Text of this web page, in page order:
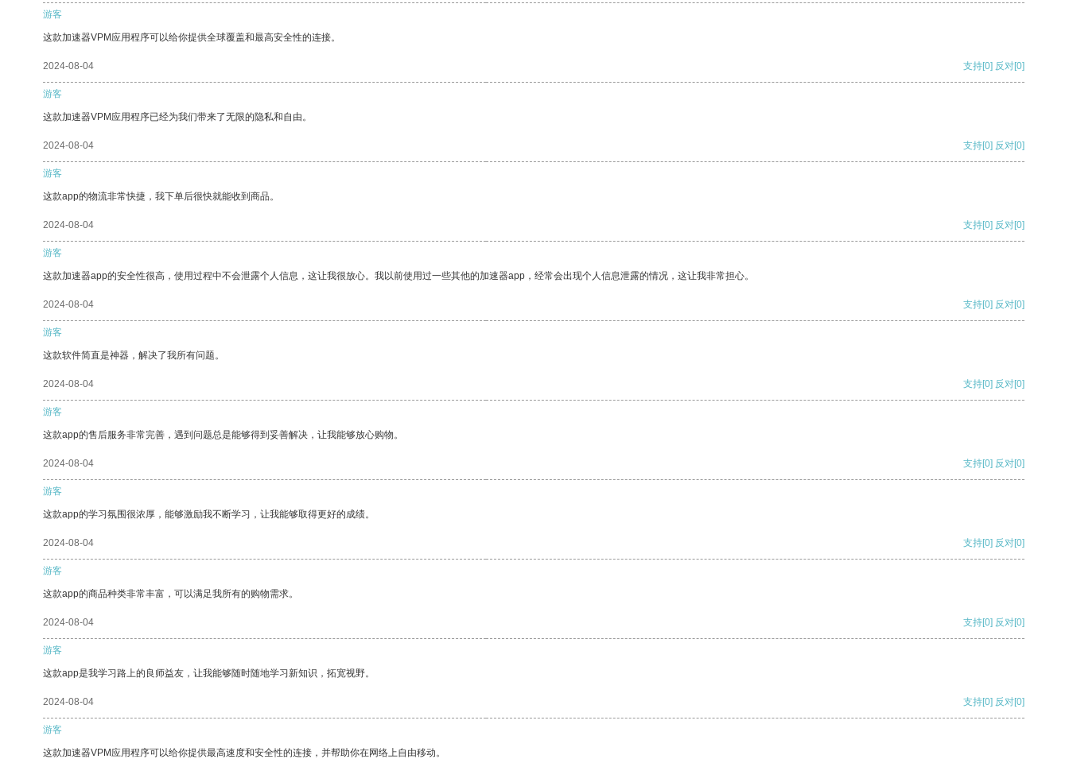
游客
这款加速器VPM应用程序可以给你提供全球覆盖和最高安全性的连接。
2024-08-04 支持[0] 反对[0]
游客
这款加速器VPM应用程序已经为我们带来了无限的隐私和自由。
2024-08-04 支持[0] 反对[0]
游客
这款app的物流非常快捷，我下单后很快就能收到商品。
2024-08-04 支持[0] 反对[0]
游客
这款加速器app的安全性很高，使用过程中不会泄露个人信息，这让我很放心。我以前使用过一些其他的加速器app，经常会出现个人信息泄露的情况，这让我非常担心。
2024-08-04 支持[0] 反对[0]
游客
这款软件简直是神器，解决了我所有问题。
2024-08-04 支持[0] 反对[0]
游客
这款app的售后服务非常完善，遇到问题总是能够得到妥善解决，让我能够放心购物。
2024-08-04 支持[0] 反对[0]
游客
这款app的学习氛围很浓厚，能够激励我不断学习，让我能够取得更好的成绩。
2024-08-04 支持[0] 反对[0]
游客
这款app的商品种类非常丰富，可以满足我所有的购物需求。
2024-08-04 支持[0] 反对[0]
游客
这款app是我学习路上的良师益友，让我能够随时随地学习新知识，拓宽视野。
2024-08-04 支持[0] 反对[0]
游客
这款加速器VPM应用程序可以给你提供最高速度和安全性的连接，并帮助你在网络上自由移动。